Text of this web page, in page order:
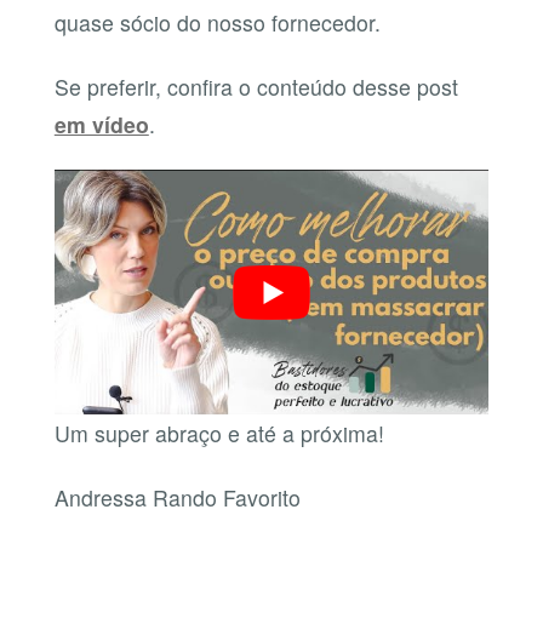
quase sócio do nosso fornecedor.
Se preferir, confira o conteúdo desse post
em vídeo.
Um super abraço e até a próxima!
Andressa Rando Favorito